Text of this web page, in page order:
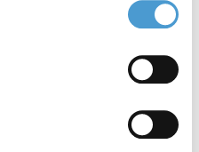
INVESTIGACIÓN